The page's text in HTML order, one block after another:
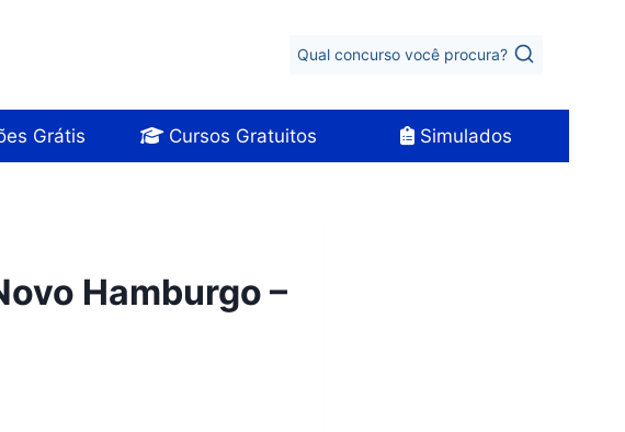
Qual concurso você procura?
Grátis Cursos Gratuitos Simulados
Hamburgo –